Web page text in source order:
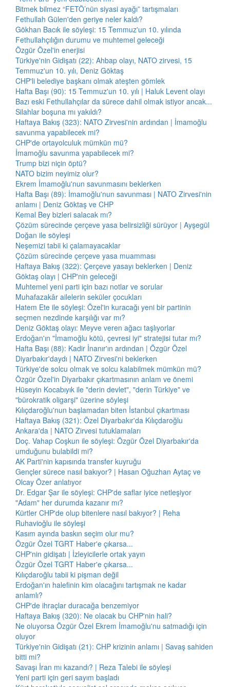
Bitmek bilmez “FETÖ’nün siyasi ayağı” tartışmaları
Fethullah Gülen'den geriye neler kaldı?
Gökhan Bacık ile söyleşi: 15 Temmuz'un 10. yılında
Fethullahçılığın durumu ve muhtemel geleceği
Özgür Özel'in enerjisi
Türkiye'nin Gidişatı (22): Ahbap olayı, NATO zirvesi, 15
Temmuz'un 10. yılı, Deniz Göktaş
CHP'li belediye başkanı olmak ateşten gömlek
Hafta Başı (90): 15 Temmuz'un 10. yılı | Haluk Levent olayı
Bazı eski Fethullahçılar da sürece dahil olmak istiyor ancak...
Silahlar boşuna mı yakıldı?
Haftaya Bakış (323): NATO Zirvesi'nin ardından | İmamoğlu
savunma yapabilecek mi?
CHP'de ortayolculuk mümkün mü?
İmamoğlu savunma yapabilecek mi?
Trump bizi niçin öptü?
NATO bizim neyimiz olur?
Ekrem İmamoğlu'nun savunmasını beklerken
Hafta Başı (89): İmamoğlu'nun savunması | NATO Zirvesi'nin
anlamı | Deniz Göktaş ve CHP
Kemal Bey bizleri salacak mı?
Çözüm sürecinde çerçeve yasa belirsizliği sürüyor | Ayşegül
Doğan ile söyleşi
Neşemizi tabii ki çalamayacaklar
Çözüm sürecinde çerçeve yasa muamması
Haftaya Bakış (322): Çerçeve yasayı beklerken | Deniz
Göktaş olayı | CHP'nin geleceği
Muhtemel yeni parti için bazı notlar ve sorular
Muhafazakâr ailelerin seküler çocukları
Hatem Ete ile söyleşi: Özel'in kuracağı yeni bir partinin
seçmen nezdinde karşılığı var mı?
Deniz Göktaş olayı: Meyve veren ağacı taşlıyorlar
Erdoğan'ın "İmamoğlu kötü, çevresi iyi" stratejisi tutar mı?
Hafta Başı (88): Kadir İnanır'ın ardından | Özgür Özel
Diyarbakır'daydı | NATO Zirvesi'ni beklerken
Türkiye'de solcu olmak ve solcu kalabilmek mümkün mü?
Özgür Özel'in Diyarbakır çıkartmasının anlam ve önemi
Hüseyin Kocabıyık ile "derin devlet", "derin Türkiye" ve
"bürokratik oligarşi" üzerine söyleşi
Kılıçdaroğlu'nun başlamadan biten İstanbul çıkartması
Haftaya Bakış (321): Özel Diyarbakır'da Kılıçdaroğlu
Ankara'da | NATO Zirvesi tutuklamaları
Doç. Vahap Coşkun ile söyleşi: Özgür Özel Diyarbakır'da
umduğunu bulabildi mi?
AK Parti'nin kapısında transfer kuyruğu
Gençler sürece nasıl bakıyor? | Hasan Oğuzhan Aytaç ve
Olcay Özer anlatıyor
Dr. Edgar Şar ile söyleşi: CHP'de saflar iyice netleşiyor
"Adam" her durumda kazanır mı?
Kürtler CHP'de olup bitenlere nasıl bakıyor? | Reha
Ruhavioğlu ile söyleşi
Kasım ayında baskın seçim olur mu?
Özgür Özel TGRT Haber'e çıkarsa...
CHP'nin gidişatı | İzleyicilerle ortak yayın
Özgür Özel TGRT Haber'e çıkarsa...
Kılıçdaroğlu tabii ki pişman değil
Erdoğan'ın halefinin kim olacağını tartışmak ne kadar
anlamlı?
CHP'de ihraçlar duracağa benzemiyor
Haftaya Bakış (320): Ne olacak bu CHP'nin hali?
Ne oluyorsa Özgür Özel Ekrem İmamoğlu'nu satmadığı için
oluyor
Türkiye'nin Gidişatı (21): CHP krizinin anlamı | Savaş sahiden
bitti mi?
Savaşı İran mı kazandı? | Reza Talebi ile söyleşi
Yeni parti için geri sayım başladı